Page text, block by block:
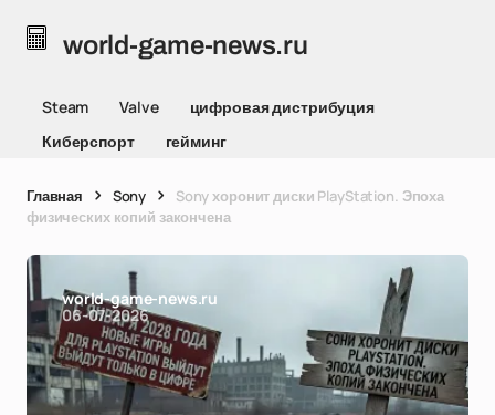
world-game-news.ru
Steam Valve
цифровая дистрибуция
Киберспорт
гейминг
Главная Sony
Sony хоронит диски PlayStation. Эпоха
физических копий закончена
world-game-news.ru
06-07-2026